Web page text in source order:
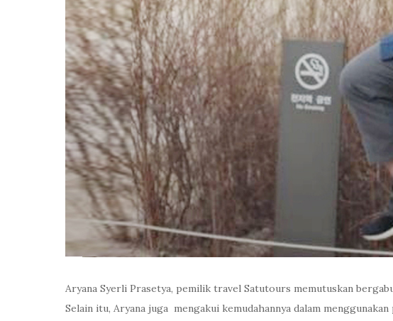
Aryana Syerli Prasetya, pemilik travel Satutours memutuskan
Selain itu, Aryana juga mengakui kemudahannya dalam menggunakan